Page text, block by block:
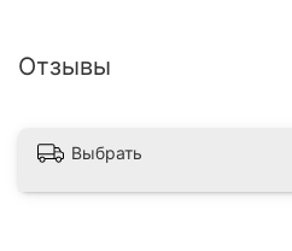
Отзывы
Выбрать